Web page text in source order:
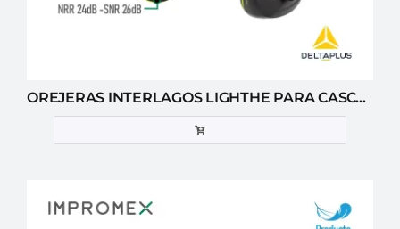
OREJERAS INTERLAGOS LIGHTHE PARA CASCO DELTA PLUS